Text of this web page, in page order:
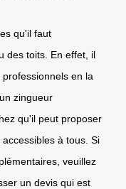
qu'il faut
des toits. En effet, il
en la
zingueur
qu'il peut proposer
à tous. Si
veuillez
un devis qui est